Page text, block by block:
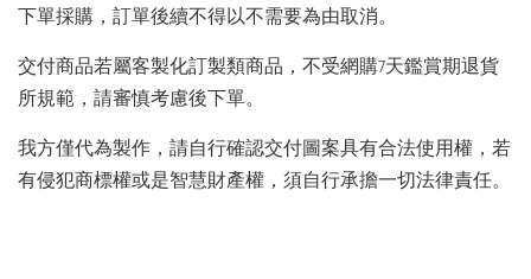
下單採購，訂單後續不得以不需要為由取消。
交付商品若屬客製化訂製類商品，不受網購7天鑑賞期退貨
所規範，請審慎考慮後下單。
我方僅代為製作，請自行確認交付圖案具有合法使用權，若
有侵犯商標權或是智慧財產權，須自行承擔一切法律責任。